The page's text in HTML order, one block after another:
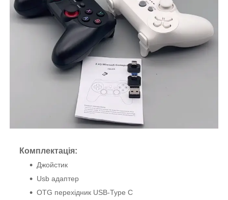
Комплектація:
Джойстик
Usb адаптер
OTG перехідник USB-Type C